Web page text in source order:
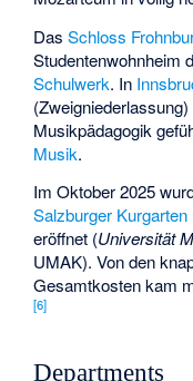
DasSchloss
Studentenwohnheim
Schulwerk. In
Musikpädagogik
Musik.
Im Oktober 2025
Salzburger Kurgarten
eröffnet (Universität
UMAK). Von den
Gesamtkosten kam
[6]
Departments